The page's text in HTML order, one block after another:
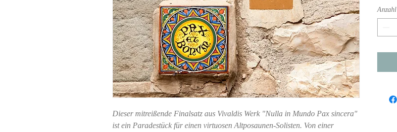
Dieser mitreißende Finalsatz aus Vivaldis Werk "Nulla in Mundo Pax sincera"
ist ein Paradestück für einen virtuosen Altposaunen-Solisten. Von einer
Anzahl